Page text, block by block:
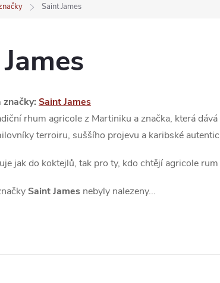
Saint James
Saint James
rhum agricole z Martiniku a značka, která
terroiru, suššího projevu a karibské
jak do koktejlů, tak pro ty, kdo chtějí agricole
Saint James nebyly nalezeny...